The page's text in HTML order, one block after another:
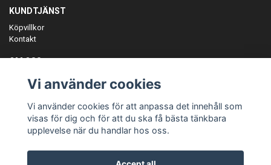
KUNDTJÄNST
Köpvillkor
Kontakt
OM OSS
ANMÄL DIG TILL VÅRT NYHETSBREV
Prenumerera
Vi använder cookies
Vi använder cookies för att anpassa det innehåll som
visas för dig och för att du ska få bästa tänkbara
upplevelse när du handlar hos oss.